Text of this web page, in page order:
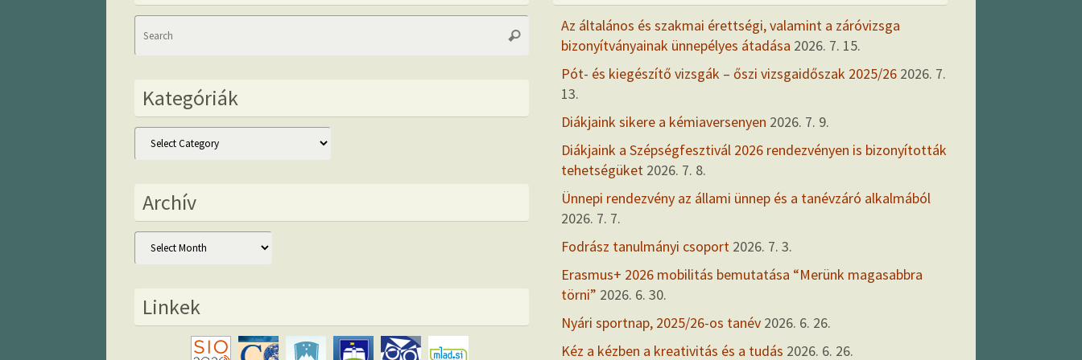
Search
Search
Kategóriák
Kategóriák
Archív
Archív
Linkek
Az általános és szakmai érettségi, valamint a záróvizsga
bizonyítványainak ünnepélyes átadása 2026. 7. 15.
Pót- és kiegészítő vizsgák – őszi vizsgaidőszak 2025/26 2026. 7.
13.
Diákjaink sikere a kémiaversenyen 2026. 7. 9.
Diákjaink a Szépségfesztivál 2026 rendezvényen is bizonyították
tehetségüket 2026. 7. 8.
Ünnepi rendezvény az állami ünnep és a tanévzáró alkalmából
2026. 7. 7.
Fodrász tanulmányi csoport 2026. 7. 3.
Erasmus+ 2026 mobilitás bemutatása “Merünk magasabbra
törni” 2026. 6. 30.
Nyári sportnap, 2025/26-os tanév 2026. 6. 26.
Kéz a kézben a kreativitás és a tudás 2026. 6. 26.